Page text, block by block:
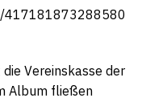
417181873288580
Vereinskasse der
Album fließen